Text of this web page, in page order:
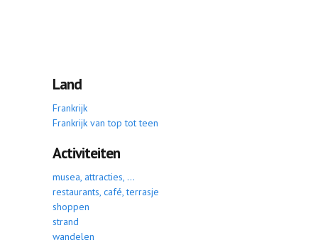
Land
Frankrijk
Frankrijk van top tot teen
Activiteiten
musea, attracties, ...
restaurants, café, terrasje
shoppen
strand
wandelen